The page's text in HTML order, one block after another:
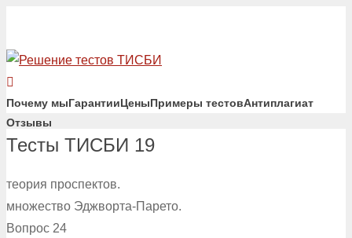
Почему мыГарантииЦеныПримеры тестовАнтиплагиат
Отзывы
Тесты ТИСБИ 19
теория проспектов.
множество Эджворта-Парето.
Вопрос 24